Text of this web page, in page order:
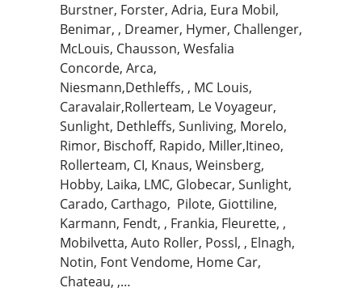
Burstner, Forster, Adria, Eura Mobil,
Benimar, , Dreamer, Hymer, Challenger,
McLouis, Chausson, Wesfalia
Concorde, Arca,
Niesmann,Dethleffs, , MC Louis,
Caravalair,Rollerteam, Le Voyageur,
Sunlight, Dethleffs, Sunliving, Morelo,
Rimor, Bischoff, Rapido, Miller,Itineo,
Rollerteam, CI, Knaus, Weinsberg,
Hobby, Laika, LMC, Globecar, Sunlight,
Carado, Carthago, Pilote, Giottiline,
Karmann, Fendt, , Frankia, Fleurette, ,
Mobilvetta, Auto Roller, Possl, , Elnagh,
Notin, Font Vendome, Home Car,
Chateau, ,…